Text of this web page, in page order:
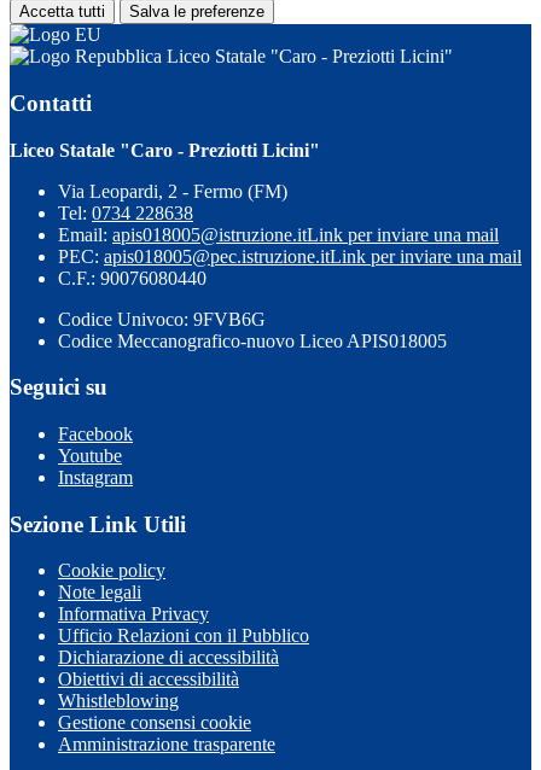
Accetta tutti Salva le preferenze
Liceo Statale "Caro - Preziotti Licini"
Contatti
Liceo Statale "Caro - Preziotti Licini"
Via Leopardi, 2 - Fermo (FM)
Tel: 0734 228638
Email: apis018005@istruzione.itLink per inviare una mail
PEC: apis018005@pec.istruzione.itLink per inviare una mail
C.F.: 90076080440
Codice Univoco: 9FVB6G
Codice Meccanografico-nuovo Liceo APIS018005
Seguici su
Facebook
Youtube
Instagram
Sezione Link Utili
Cookie policy
Note legali
Informativa Privacy
Ufficio Relazioni con il Pubblico
Dichiarazione di accessibilità
Obiettivi di accessibilità
Whistleblowing
Gestione consensi cookie
Amministrazione trasparente